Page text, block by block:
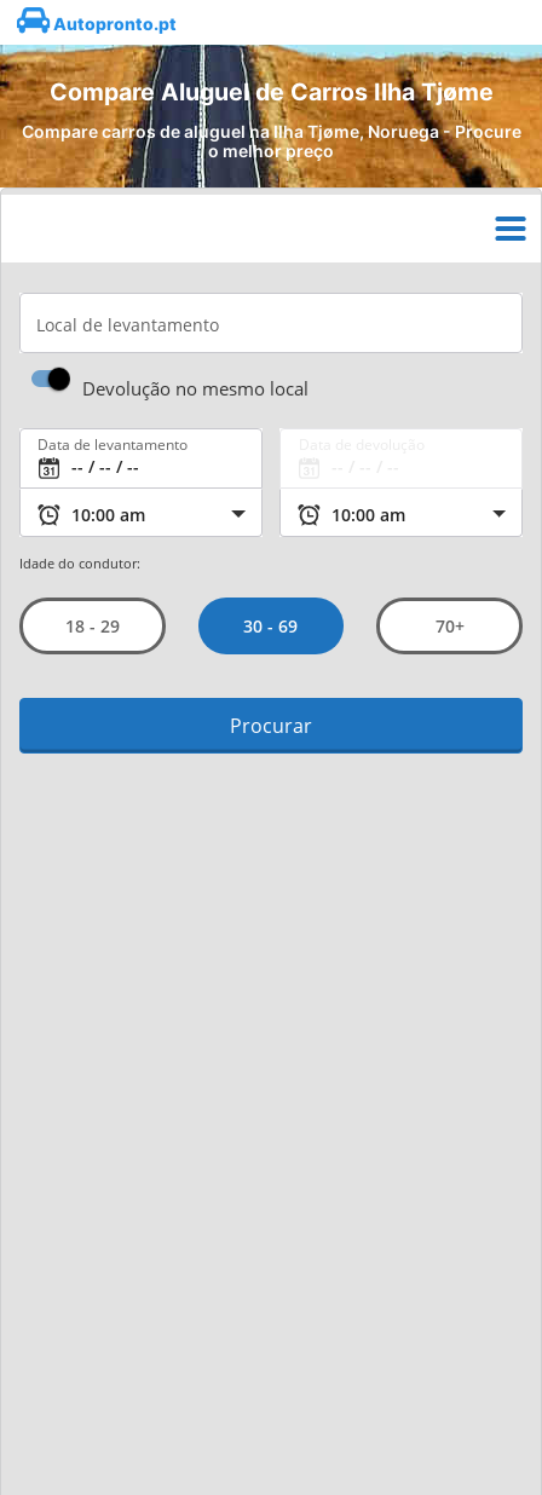
Autopronto.pt
Compare Aluguel de Carros Ilha Tjøme
Compare carros de aluguel na Ilha Tjøme, Noruega - Procure
o melhor preço
Local de levantamento
Devolução no mesmo local
Data de levantamento
Idade do condutor:
18 - 29 30 - 69 70+
Procurar